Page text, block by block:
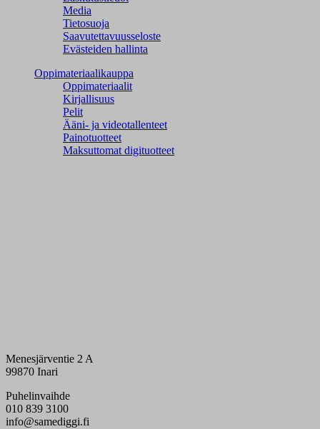
Media
Tietosuoja
Saavutettavuusseloste
Evästeiden hallinta
Oppimateriaalikauppa
Oppimateriaalit
Kirjallisuus
Pelit
Ääni- ja videotallenteet
Painotuotteet
Maksuttomat digituotteet
Menesjärventie 2 A
99870 Inari
Puhelinvaihde
010 839 3100
info@samediggi.fi